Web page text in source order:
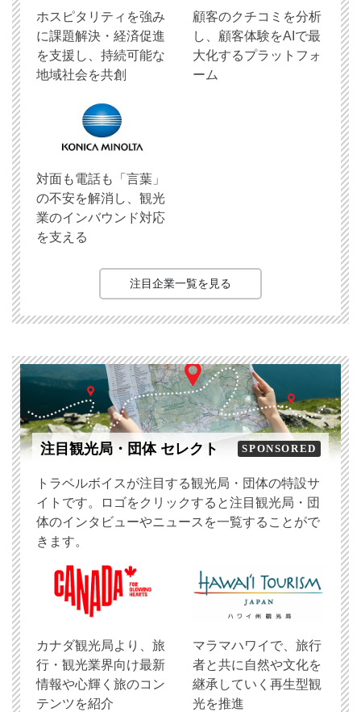
ホスピタリティを強み
に課題解決・経済促進
を支援し、持続可能な
地域社会を共創
顧客のクチコミを分析
し、顧客体験をAIで最
大化するプラットフォ
ーム
対面も電話も「言葉」
の不安を解消し、観光
業のインバウンド対応
を支える
注目企業一覧を見る
注目観光局・団体 セレクト SPONSORED
トラベルボイスが注目する観光局・団体の特設サ
イトです。ロゴをクリックすると注目観光局・団
体のインタビューやニュースを一覧することがで
きます。
​カナダ観光局より、旅
行・観光業界向け最新
情報や心輝く旅のコン
テンツを紹介
マラマハワイで、旅行
者と共に自然や文化を
継承していく再生型観
光を推進